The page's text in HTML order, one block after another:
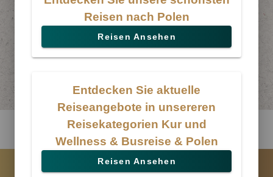
Reisen nach Polen
Reisen Ansehen
Entdecken Sie aktuelle
Reiseangebote in unsereren
Reisekategorien Kur und
Wellness & Busreise & Polen
Reisen Ansehen